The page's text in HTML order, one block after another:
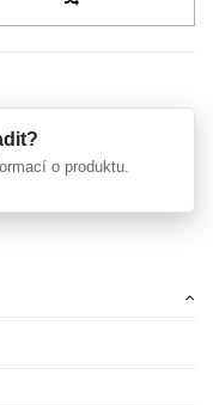
o produktu.